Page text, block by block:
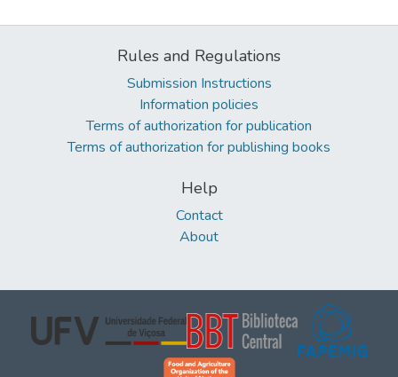
Rules and Regulations
Submission Instructions
Information policies
Terms of authorization for publication
Terms of authorization for publishing books
Help
Contact
About